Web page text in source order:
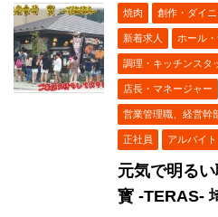
焼肉 創作・ダイ
新着求人 ホール
調理・キッチンスタ
店長・マネージャー
営業管理職、経営幹
正社員 アルバイ
元気で明る
寳 ‐TERAS‐